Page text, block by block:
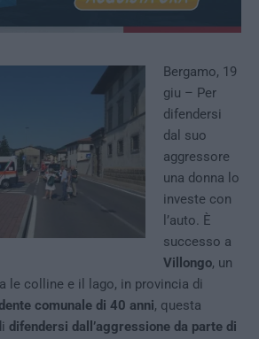
Bergamo, 19
giu – Per
difendersi
dal suo
aggressore
una donna lo
investe con
l’auto. È
successo a
Villongo, un
le colline e il lago, in provincia di
comunale di 40 anni, questa
difendersi dall’aggressione da parte di